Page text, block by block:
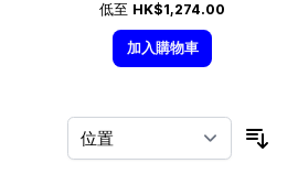
低至 HK$1,274.00
加入購物車